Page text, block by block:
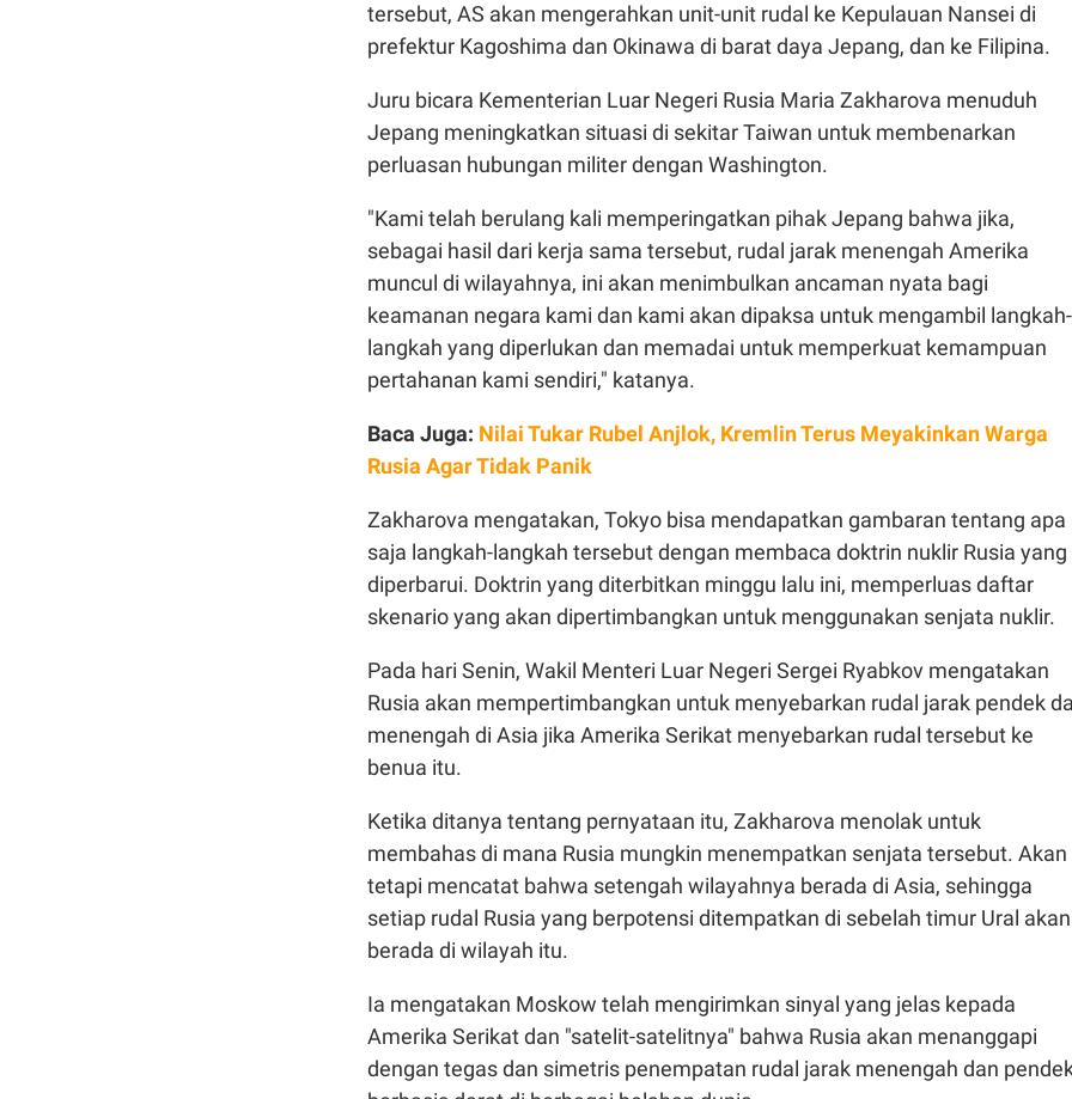
tersebut, AS akan mengerahkan unit-unit rudal ke Kepulauan Nansei di
prefektur Kagoshima dan Okinawa di barat daya Jepang, dan ke Filipina.
Juru bicara Kementerian Luar Negeri Rusia Maria Zakharova menuduh
Jepang meningkatkan situasi di sekitar Taiwan untuk membenarkan
perluasan hubungan militer dengan Washington.
"Kami telah berulang kali memperingatkan pihak Jepang bahwa jika,
sebagai hasil dari kerja sama tersebut, rudal jarak menengah Amerika
muncul di wilayahnya, ini akan menimbulkan ancaman nyata bagi
keamanan negara kami dan kami akan dipaksa untuk mengambil langkah-
langkah yang diperlukan dan memadai untuk memperkuat kemampuan
pertahanan kami sendiri," katanya.
Baca Juga: Nilai Tukar Rubel Anjlok, Kremlin Terus Meyakinkan Warga
Rusia Agar Tidak Panik
Zakharova mengatakan, Tokyo bisa mendapatkan gambaran tentang apa
saja langkah-langkah tersebut dengan membaca doktrin nuklir Rusia yang
diperbarui. Doktrin yang diterbitkan minggu lalu ini, memperluas daftar
skenario yang akan dipertimbangkan untuk menggunakan senjata nuklir.
Pada hari Senin, Wakil Menteri Luar Negeri Sergei Ryabkov mengatakan
Rusia akan mempertimbangkan untuk menyebarkan rudal jarak pendek
menengah di Asia jika Amerika Serikat menyebarkan rudal tersebut ke
benua itu.
Ketika ditanya tentang pernyataan itu, Zakharova menolak untuk
membahas di mana Rusia mungkin menempatkan senjata tersebut. Akan
tetapi mencatat bahwa setengah wilayahnya berada di Asia, sehingga
setiap rudal Rusia yang berpotensi ditempatkan di sebelah timur Ural akan
berada di wilayah itu.
Ia mengatakan Moskow telah mengirimkan sinyal yang jelas kepada
Amerika Serikat dan "satelit-satelitnya" bahwa Rusia akan menanggapi
dengan tegas dan simetris penempatan rudal jarak menengah dan